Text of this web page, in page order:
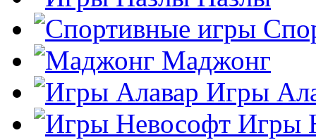
Маджонг
Игры
Игры